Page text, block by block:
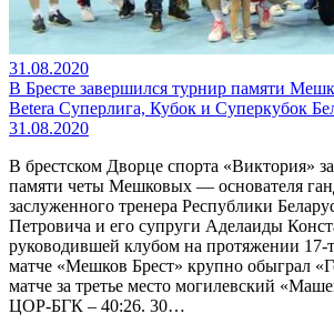
31.08.2020
В Бресте завершился турнир памяти
Betera Суперлига, Кубок и Суперкубок
31.08.2020
В брестском Дворце спорта «Виктория»
памяти четы Мешковых — основателя
заслуженного тренера Республики
Петровича и его супруги Аделаиды
руководившей клубом на протяжении 17-
матче «Мешков Брест» крупно обыграл
матче за третье место могилевский
ЦОР-БГК – 40:26. 30…